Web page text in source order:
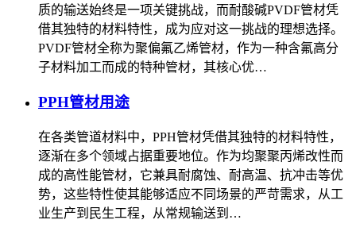
质的输送始终是一项关键挑战，而耐酸碱PVDF管材凭
借其独特的材料特性，成为应对这一挑战的理想选择。
PVDF管材全称为聚偏氟乙烯管材，作为一种含氟高分
子材料加工而成的特种管材，其核心优…
PPH管材用途
在各类管道材料中，PPH管材凭借其独特的材料特性，
逐渐在多个领域占据重要地位。作为均聚聚丙烯改性而
成的高性能管材，它兼具耐腐蚀、耐高温、抗冲击等优
势，这些特性使其能够适应不同场景的严苛需求，从工
业生产到民生工程，从常规输送到…